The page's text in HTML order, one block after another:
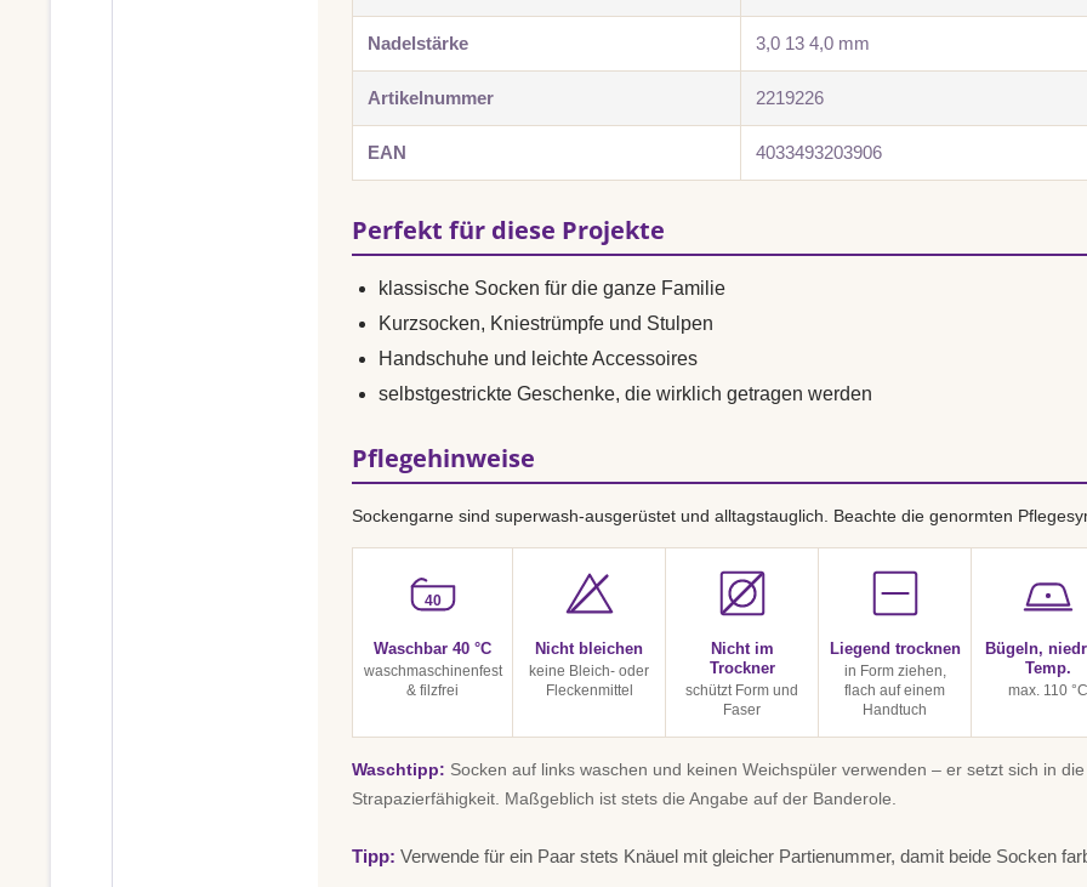
Nadelstärke 3,0 13 4,0 mm
Artikelnummer 2219226
EAN 4033493203906
Perfekt für diese Projekte
klassische Socken für die ganze Familie
Kurzsocken, Kniestrümpfe und Stulpen
Handschuhe und leichte Accessoires
selbstgestrickte Geschenke, die wirklich getragen werden
Pflegehinweise
Sockengarne sind superwash-ausgerüstet und alltagstauglich. Beachte die genormten
40
Waschbar 40 °C
waschmaschinenfest
& filzfrei
Nicht bleichen
keine Bleich- oder
Fleckenmittel
Nicht im
Trockner
schützt Form und
Faser
Liegend trocknen
in Form ziehen,
flach auf einem
Handtuch
Bügeln,
Temp.
max. 110 °C
Waschtipp: Socken auf links waschen und keinen Weichspüler verwenden – er setzt sich in
Strapazierfähigkeit. Maßgeblich ist stets die Angabe auf der Banderole.
Tipp: Verwende für ein Paar stets Knäuel mit gleicher Partienummer, damit beide Socken